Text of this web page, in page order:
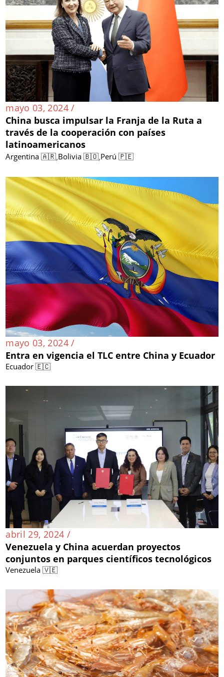
mayo 03, 2024 /
China busca impulsar la Franja de la Ruta a
través de la cooperación con países
latinoamericanos
Argentina 🇦🇷,Bolivia 🇧🇴,Perú 🇵🇪
mayo 03, 2024 /
Entra en vigencia el TLC entre China y Ecuador
Ecuador 🇪🇨
abril 29, 2024 /
Venezuela y China acuerdan proyectos
conjuntos en parques científicos tecnológicos
Venezuela 🇻🇪